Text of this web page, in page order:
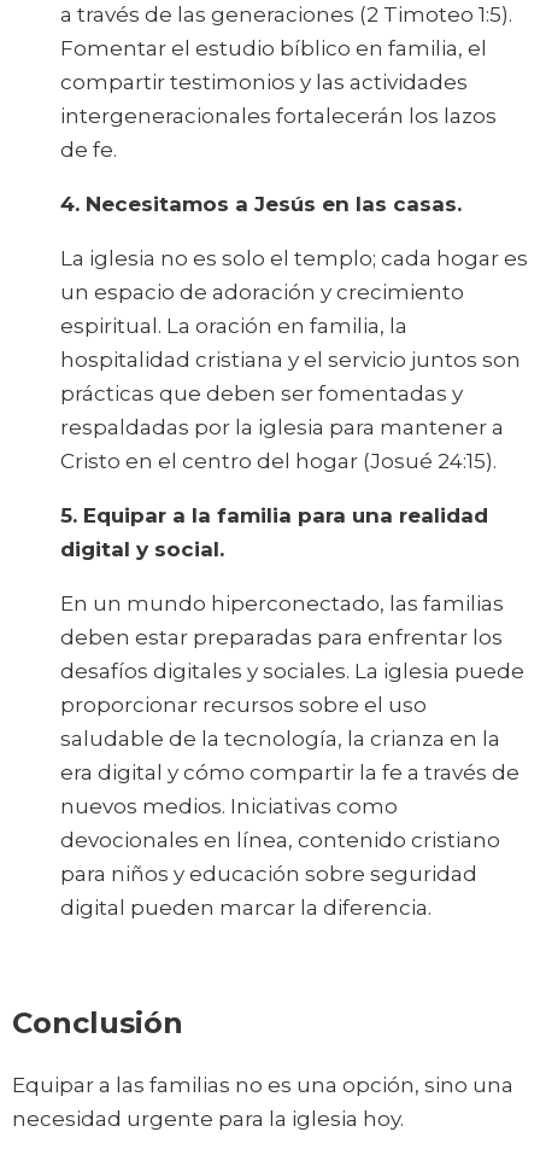
a través de las generaciones (2 Timoteo 1:5).
Fomentar el estudio bíblico en familia, el
compartir testimonios y las actividades
intergeneracionales fortalecerán los lazos
de fe.
4. Necesitamos a Jesús en las casas.
La iglesia no es solo el templo; cada hogar es
un espacio de adoración y crecimiento
espiritual. La oración en familia, la
hospitalidad cristiana y el servicio juntos son
prácticas que deben ser fomentadas y
respaldadas por la iglesia para mantener a
Cristo en el centro del hogar (Josué 24:15).
5. Equipar a la familia para una realidad
digital y social.
En un mundo hiperconectado, las familias
deben estar preparadas para enfrentar los
desafíos digitales y sociales. La iglesia puede
proporcionar recursos sobre el uso
saludable de la tecnología, la crianza en la
era digital y cómo compartir la fe a través de
nuevos medios. Iniciativas como
devocionales en línea, contenido cristiano
para niños y educación sobre seguridad
digital pueden marcar la diferencia.
Conclusión
Equipar a las familias no es una opción, sino una
necesidad urgente para la iglesia hoy.